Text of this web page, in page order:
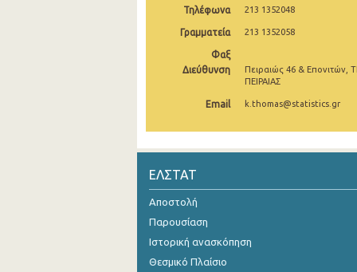
Απριλίου 2025
Μαρτίου 2025
Φεβρουαρίου 2025
Νοεμβρίου 2024
Οκτωβρίου 2024
Σεπτεμβρίου 2024
Αυγούστου 2024
Ιουλίου 2024
Τηλέφωνα 213 1352048
Γραμματεία 213 1352058
Φαξ
Διεύθυνση
Πειραιώς 46 & Επονιτών,
ΠΕΙΡΑΙΑΣ
Email k.thomas@statistics.gr
ΕΛΣΤΑΤ
Αποστολή
Παρουσίαση
Ιστορική ανασκόπηση
Θεσμικό Πλαίσιο